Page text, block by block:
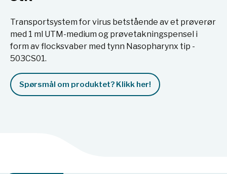
Transportsystem for virus betstående av et prøverør
med 1 ml UTM-medium og prøvetakningspensel i
form av flocksvaber med tynn Nasopharynx tip -
503CS01.
Spørsmål om produktet? Klikk her!